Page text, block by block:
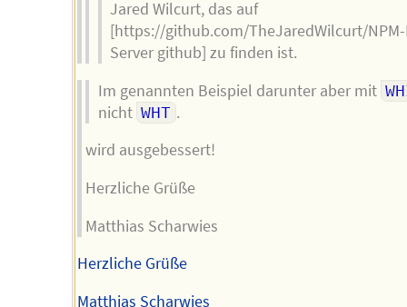
Jared Wilcurt, das auf
[https://github.com/TheJaredWilcurt/NPM-
Server github] zu finden ist.
Im genannten Beispiel darunter aber mit
nicht WHT .
wird ausgebessert!
Herzliche Grüße
Matthias Scharwies
Herzliche Grüße
Matthias Scharwies